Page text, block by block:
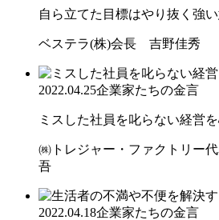
自ら立てた目標はやり抜く強
ベステラ(株)会長 吉野佳秀
2022.04.25企業家たちの金言
ミスした社員を叱らない経営
㈱トレジャー・ファクトリー
吾
2022.04.18企業家たちの金言